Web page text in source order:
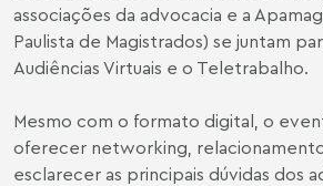
associações da advocacia e a
Paulista de Magistrados) se juntam
Audiências Virtuais e o Teletrabalho.
Mesmo com o formato digital, o
oferecer networking,
esclarecer as principais dúvidas dos